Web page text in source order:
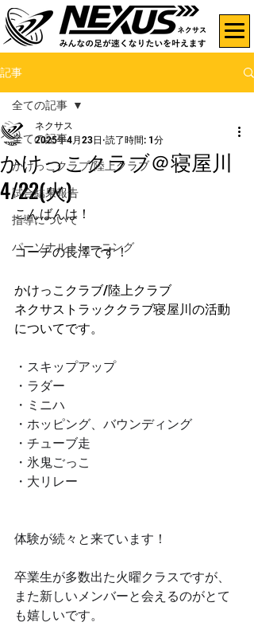
記事
全ての記事
かけっこクラブ/陸上クラブ
試合結果報告
指導について
パーソナルトレーニング
全ての記事
かけっこクラブ＠寝屋川
4/22(火)
ネクサス
2025年4月23日 読了時間: 1分
こんばんは！
コーチの長澤です！
かけっこクラブ/陸上クラブ
ネクサストラッククラブ寝屋川の活動
についてです。
・スキップアップ
・ラダー
・ミニハ
・ホッピング、バウンディング
・チューブ走
・氷鬼ごっこ
・大リレー
体験が続々と来ています！
卒業生が多数出た火曜クラスですが、
また新しいメンバーと会えるのがとて
も嬉しいです。